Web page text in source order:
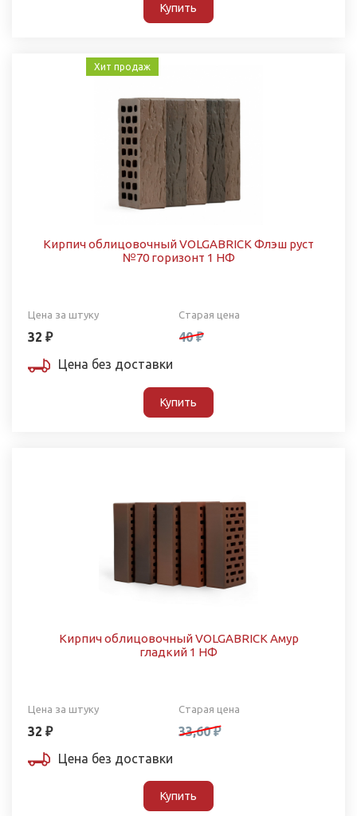
Купить
Хит продаж
Кирпич облицовочный VOLGABRICK Флэш руст
№70 горизонт 1 НФ
Цена за штуку
32 ₽
Старая цена
40 ₽
Цена без доставки
Купить
Кирпич облицовочный VOLGABRICK Амур
гладкий 1 НФ
Цена за штуку
32 ₽
Старая цена
33,60 ₽
Цена без доставки
Купить